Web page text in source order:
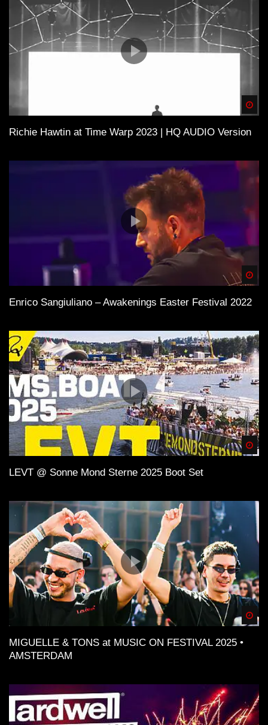
Richie Hawtin at Time Warp 2023 | HQ AUDIO Version
Enrico Sangiuliano – Awakenings Easter Festival 2022
LEVT @ Sonne Mond Sterne 2025 Boot Set
MIGUELLE & TONS at MUSIC ON FESTIVAL 2025 •
AMSTERDAM